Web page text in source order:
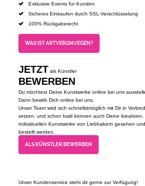
Exklusive Events für Kunden
Sicheres Einkaufen durch SSL-Verschlüsselung
100% Rückgaberecht
WAS IST ARTVERGNUEGEN?
JETZT als Künstler
BEWERBEN
Du möchtest Deine Kunstwerke online bei uns
Dann bewirb Dich online bei uns.
Unser Team wird sich schnellstmöglich mit Dir in
setzen, und schon bald können auch Deine kreativen,
individuellen Kunstwerke von Liebhabern gesehen
bestellt werden.
ALS KÜNSTLER BEWERBEN
Unser Kundenservice steht dir gerne zur Verfügung!